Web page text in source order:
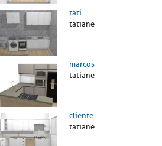
tati
tatiane
marcos
tatiane
cliente
tatiane